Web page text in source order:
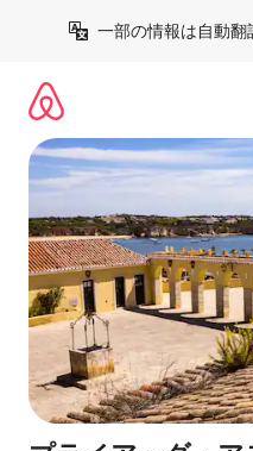
一部の情報は自動翻